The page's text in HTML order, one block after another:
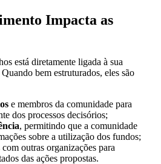
Impacta as
está diretamente ligada à sua
bem estruturados, eles são
e membros da comunidade para
dos processos decisórios;
, permitindo que a comunidade
sobre a utilização dos fundos;
com outras organizações para
das ações propostas.